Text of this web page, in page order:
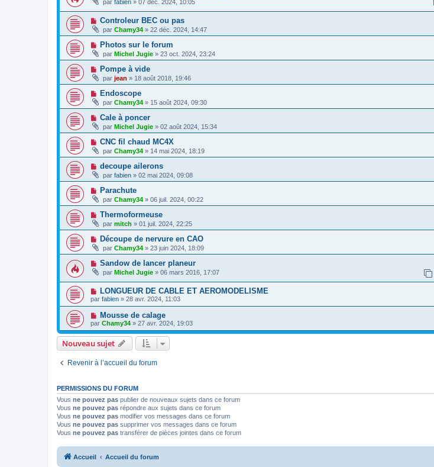
par fabien » 07 déc. 2024, 10:05
Controleur BEC ou pas
par Chamy34 » 22 déc. 2024, 14:47
Photos sur le forum
par Michel Jugie » 23 oct. 2024, 23:24
Pompe à vide
par jean » 18 août 2018, 19:46
Endoscope
par Chamy34 » 15 août 2024, 09:30
Cale à poncer
par Michel Jugie » 02 août 2024, 15:34
CNC fil chaud MC4X
par Chamy34 » 14 mai 2024, 18:19
decoupe ailerons
par fabien » 02 mai 2024, 09:08
Parachute
par Chamy34 » 06 juil. 2024, 00:22
Thermoformeuse
par mitch » 01 juil. 2024, 22:25
Découpe de nervure en CAO
par Chamy34 » 23 juin 2024, 18:09
Sandow de lancer planeur
par Michel Jugie » 06 mars 2016, 17:07
LONGUEUR DE CABLE ET AEROMODELISME
par fabien » 28 avr. 2024, 11:03
Mousse de calage
par Chamy34 » 27 avr. 2024, 19:03
Nouveau sujet
Revenir à l’accueil du forum
PERMISSIONS DU FORUM
Vous ne pouvez pas publier de nouveaux sujets dans ce forum
Vous ne pouvez pas répondre aux sujets dans ce forum
Vous ne pouvez pas modifier vos messages dans ce forum
Vous ne pouvez pas supprimer vos messages dans ce forum
Vous ne pouvez pas transférer de pièces jointes dans ce forum
Accueil Accueil du forum